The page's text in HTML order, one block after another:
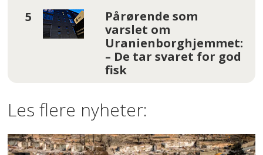
Pårørende som
varslet om
Uranienborghjemmet:
– De tar svaret for god
fisk
Les flere nyheter: